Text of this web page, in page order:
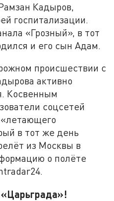
Кадыров,
госпитализации.
«Грозный», в тот
и его сын Адам.
происшествии с
активно
Косвенным
соцсетей
в тот же день
из Москвы в
о полёте